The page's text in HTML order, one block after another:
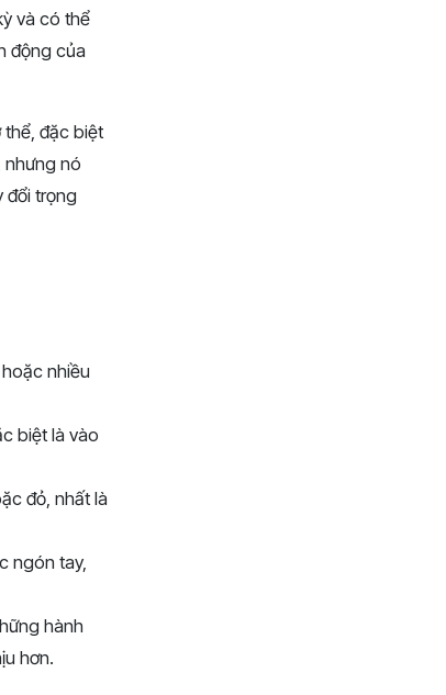
và có thể
động của
đặc biệt
nhưng nó
đổi trọng
nhiều
biệt là vào
đỏ, nhất là
ngón tay,
hành
hơn.